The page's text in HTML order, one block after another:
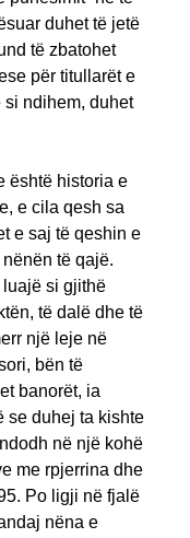
duhet të jetë
të zbatohet
për titullarët e
si ndihem, duhet
është historia e
e cila qesh sa
e saj të qeshin e
të qajë.
luajë si gjithë
të dalë dhe të
një leje në
bën të
banorët, ia
se duhej ta kishte
në një kohë
me rpjerrina dhe
Po ligji në fjalë
nëna e